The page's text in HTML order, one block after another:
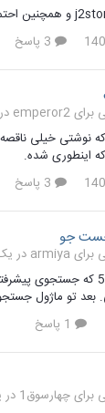
نوشتی خیلی
اینطوری شده.
جست جو
سلام در جوملا 5
تو ماژول جستجو،